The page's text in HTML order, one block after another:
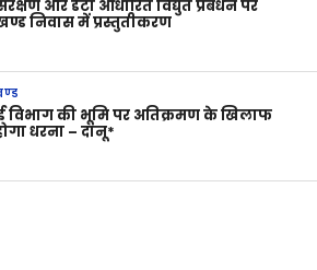
और डेटा आधारित विद्युत प्रबंधन पर
निवास में प्रस्तुतीकरण
विभाग की भूमि पर अतिक्रमण के खिलाफ
धरना – दानू*